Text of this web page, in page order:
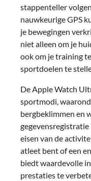
stappenteller
nauwkeurige GPS
je bewegingen
niet alleen om je
ook om je training
sportdoelen te
De Apple Watch
sportmodi,
bergbeklimmen en
gegevensregistratie
eisen van de
atleet bent of een
biedt waardevolle
prestaties te